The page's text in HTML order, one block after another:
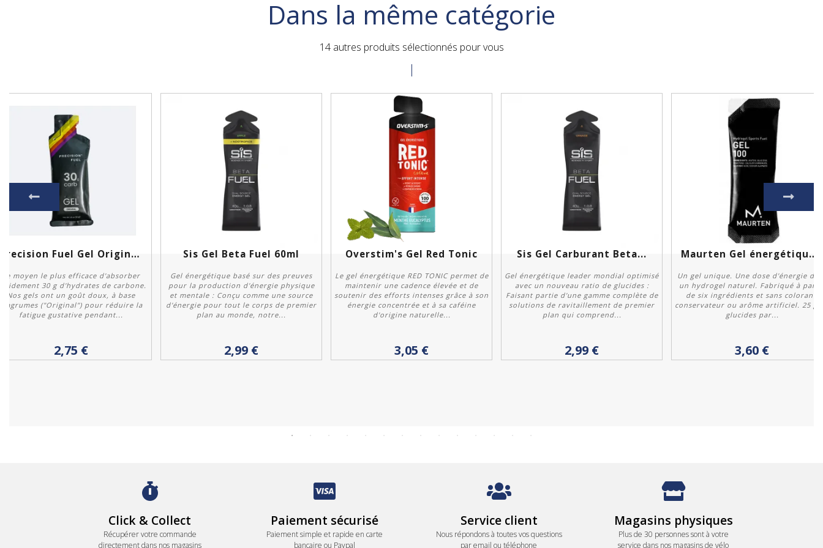
Dans la même catégorie
14 autres produits sélectionnés pour vous
Acheter
Precision Fuel Gel Original...
Le moyen le plus efficace d'absorber
30 g d'hydrates de carbone.
Nos gels ont un goût doux, à base
d'agrumes ("Original") pour réduire la
fatigue gustative pendant...
2,75 €
Personnaliser
Sis Gel Beta Fuel 60ml
Gel énergétique basé sur des preuves
pour la production d'énergie physique
et mentale : Conçu comme une source
d'énergie pour tout le corps de premier
plan au monde, notre...
2,99 €
Personnaliser
Overstim's Gel Red Tonic
Le gel énergétique RED TONIC permet de
maintenir une cadence élevée et de
soutenir des efforts intenses grâce à son
énergie concentrée et à sa caféine
d'origine naturelle...
3,05 €
Acheter
Sis Gel Carburant Beta...
Gel énergétique leader mondial optimisé
avec un nouveau ratio de glucides :
Faisant partie d'une gamme complète de
solutions de ravitaillement de premier
plan qui comprend...
2,99 €
Acheter
Maurten Gel énergétique...
Un gel unique. Une dose d'énergie
un hydrogel naturel. Fabriqué à
de six ingrédients et sans colorant,
conservateur ou arôme artificiel. 25 g
glucides par...
3,60 €
Click & Collect
Récupérer votre commande
directement dans nos magasins
Paiement sécurisé
Paiement simple et rapide en carte
bancaire ou Paypal
Service client
Nous répondons à toutes vos questions
par email ou téléphone
Magasins physiques
Plus de 30 personnes sont à votre
service dans nos magasins de vélo